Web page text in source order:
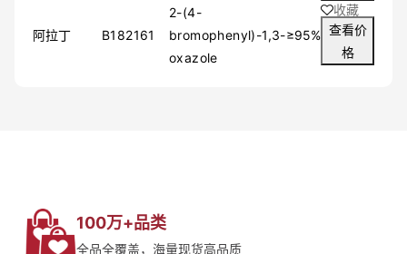
阿拉丁 B182161
2-(4-
bromophenyl)-1,3-
oxazole
≥95%
收藏
查看价
格
100万+品类
全品全覆盖，海量现货高品质